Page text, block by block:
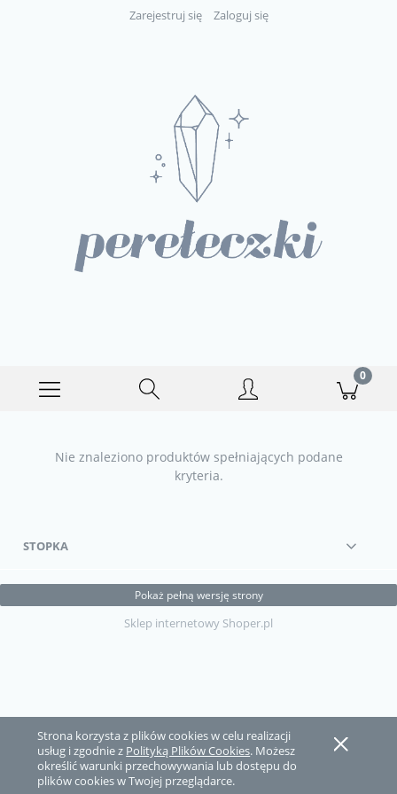
Strona korzysta z plików cookies w celu realizacji
usług i zgodnie z Polityką Plików Cookies. Możesz
określić warunki przechowywania lub dostępu do
plików cookies w Twojej przeglądarce.
Zarejestruj się Zaloguj się
Nie znaleziono produktów spełniających podane
kryteria.
STOPKA
Pokaż pełną wersję strony
Sklep internetowy Shoper.pl